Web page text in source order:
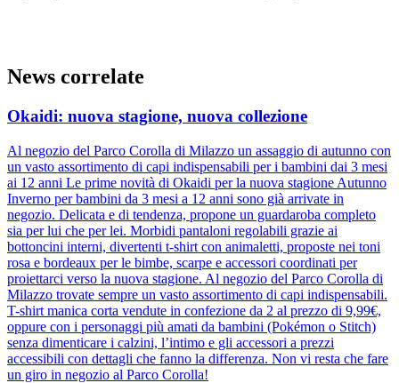
News correlate
Okaidi: nuova stagione, nuova collezione
Al negozio del Parco Corolla di Milazzo un assaggio di autunno con
un vasto assortimento di capi indispensabili per i bambini dai 3 mesi
ai 12 anni Le prime novità di Okaidi per la nuova stagione Autunno
Inverno per bambini da 3 mesi a 12 anni sono già arrivate in
negozio. Delicata e di tendenza, propone un guardaroba completo
sia per lui che per lei. Morbidi pantaloni regolabili grazie ai
bottoncini interni, divertenti t-shirt con animaletti, proposte nei toni
rosa e bordeaux per le bimbe, scarpe e accessori coordinati per
proiettarci verso la nuova stagione. Al negozio del Parco Corolla di
Milazzo trovate sempre un vasto assortimento di capi indispensabili.
T-shirt manica corta vendute in confezione da 2 al prezzo di 9,99€,
oppure con i personaggi più amati da bambini (Pokémon o Stitch)
senza dimenticare i calzini, l’intimo e gli accessori a prezzi
accessibili con dettagli che fanno la differenza. Non vi resta che fare
un giro in negozio al Parco Corolla!